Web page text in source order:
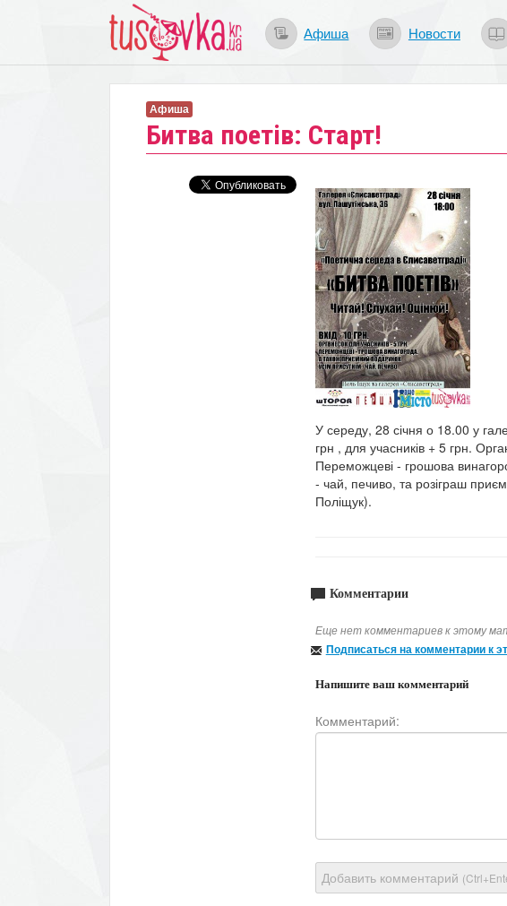
Афиша Новости
Битва поетів: Старт!
Афиша
У середу, 28 січня о 18.00 у
грн , для учасників + 5 грн.
Переможцеві - грошова
- чай, печиво, та розіграш
Поліщук).
Комментарии
Еще нет комментариев к этому
Подписаться на комментарии к
Напишите ваш комментарий
Комментарий:
Добавить комментарий